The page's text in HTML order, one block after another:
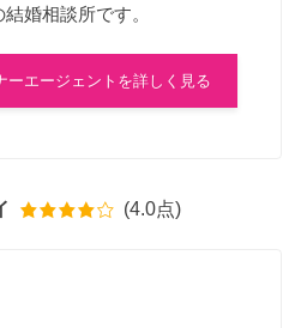
婚相談所です。
ーエージェントを詳しく見る
(4.0点)